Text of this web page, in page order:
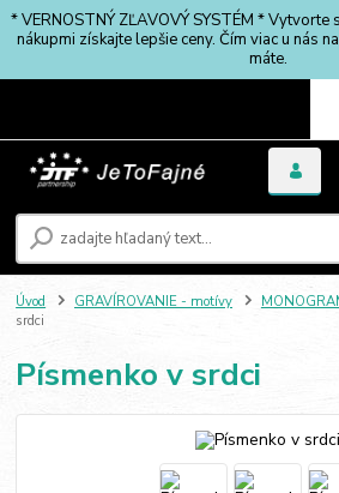
* VERNOSTNÝ ZĽAVOVÝ SYSTÉM * Vytvorte
nákupmi získajte lepšie ceny. Čím viac u nás
máte.
Úvod GRAVÍROVANIE - motívy
srdci
Písmenko v srdci